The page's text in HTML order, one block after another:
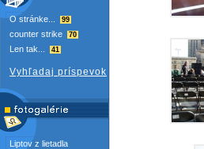
O stránke... 99
counter strike 70
Len tak... 41
Vyhľadaj príspevok
Liptov z lietadla